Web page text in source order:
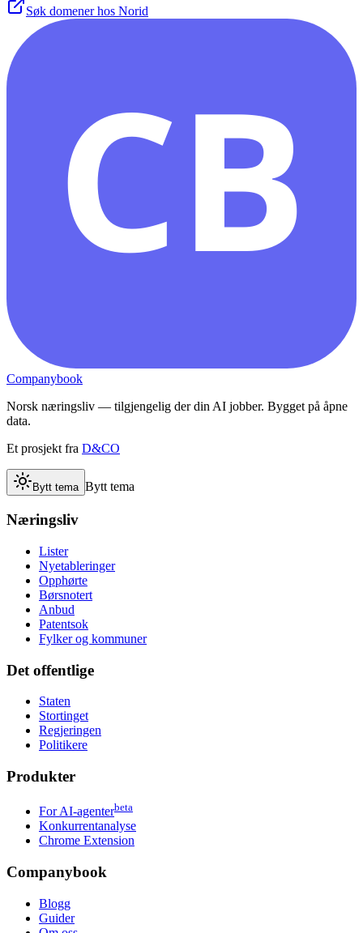
Søk domener hos Norid
CB
Companybook
Norsk næringsliv — tilgjengelig der din AI jobber. Bygget på åpne
data.
Et prosjekt fra D&CO
Bytt tema Bytt tema
Næringsliv
Lister
Nyetableringer
Opphørte
Børsnotert
Anbud
Patentsok
Fylker og kommuner
Det offentlige
Staten
Stortinget
Regjeringen
Politikere
Produkter
For AI-agenterbeta
Konkurrentanalyse
Chrome Extension
Companybook
Blogg
Guider